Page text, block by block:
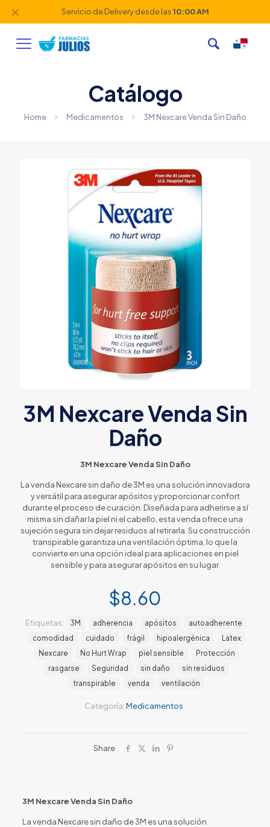
Servicio de Delivery desde las10:00 AM
✕
Catálogo
Home Medicamentos 3M Nexcare Venda Sin Daño
3M Nexcare Venda Sin
Daño
3M Nexcare Venda Sin Daño
La venda Nexcare sin daño de 3M es una solución innovadora
y versátil para asegurar apósitos y proporcionar confort
durante el proceso de curación. Diseñada para adherirse a sí
misma sin dañar la piel ni el cabello, esta venda ofrece una
sujeción segura sin dejar residuos al retirarla. Su construcción
transpirable garantiza una ventilación óptima, lo que la
convierte en una opción ideal para aplicaciones en piel
sensible y para asegurar apósitos en su lugar.
$8.60
Categoría:Medicamentos
Etiquetas: 3M adherencia apósitos
autoadherente
comodidad
cuidado frágil hipoalergénica
Latex
Nexcare
No Hurt Wrap piel sensible
Protección
rasgarse
Seguridad sin daño
sin residuos
transpirable
venda ventilación
Share
3M Nexcare Venda Sin Daño
La venda Nexcare sin daño de 3M es una solución